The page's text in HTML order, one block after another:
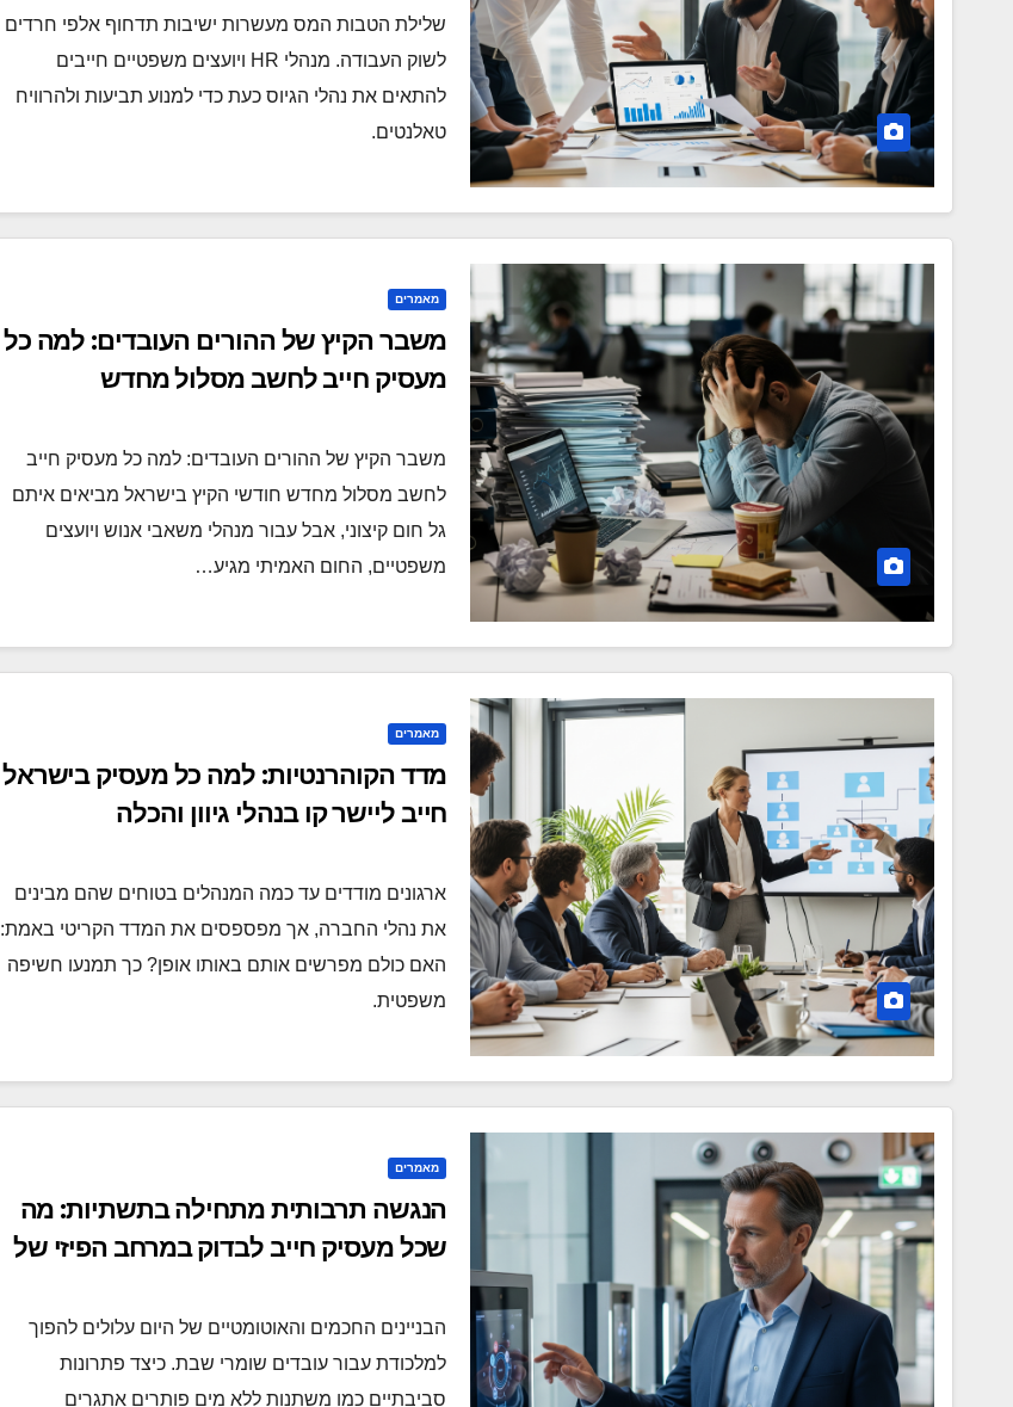
שלילת הטבות המס מעשרות ישיבות תדחוף אלפי חרדים
לשוק העבודה. מנהלי HR ויועצים משפטיים חייבים
להתאים את נהלי הגיוס כעת כדי למנוע תביעות ולהרוויח
טאלנטים.
מאמרים
משבר הקיץ של ההורים העובדים: למה כל
מעסיק חייב לחשב מסלול מחדש
משבר הקיץ של ההורים העובדים: למה כל מעסיק חייב
לחשב מסלול מחדש חודשי הקיץ בישראל מביאים איתם
גל חום קיצוני, אבל עבור מנהלי משאבי אנוש ויועצים
משפטיים, החום האמיתי מגיע…
מאמרים
מדד הקוהרנטיות: למה כל מעסיק בישראל
חייב ליישר קו בנהלי גיוון והכלה
ארגונים מודדים עד כמה המנהלים בטוחים שהם מבינים
את נהלי החברה, אך מפספסים את המדד הקריטי באמת:
האם כולם מפרשים אותם באותו אופן? כך תמנעו חשיפה
משפטית.
מאמרים
הנגשה תרבותית מתחילה בתשתיות: מה
שכל מעסיק חייב לבדוק במרחב הפיזי של
הבניינים החכמים והאוטומטיים של היום עלולים להפוך
למלכודת עבור עובדים שומרי שבת. כיצד פתרונות
סביבתיים כמו משתנות ללא מים פותרים אתגרים